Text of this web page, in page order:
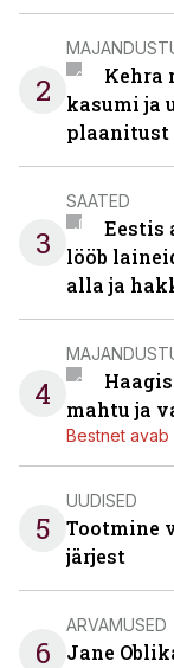
2
Kehra
kasumi ja
plaanitust
3
SAATED
Eestis
lööb
alla ja
4
mahtu ja
Bestnet avab
5
UUDISED
Tootmine
järjest
6
ARVAMUSED
Jane